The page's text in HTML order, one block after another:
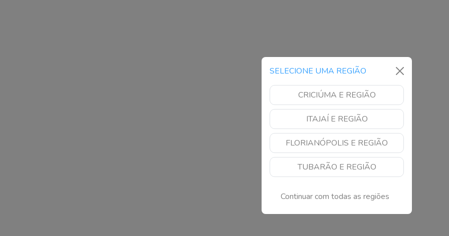
SELECIONE UMA REGIÃO
CRICIÚMA E REGIÃO
ITAJAÍ E REGIÃO
FLORIANÓPOLIS E REGIÃO
TUBARÃO E REGIÃO
Continuar com todas as regiões